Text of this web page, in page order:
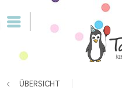
ÜBERSICHT